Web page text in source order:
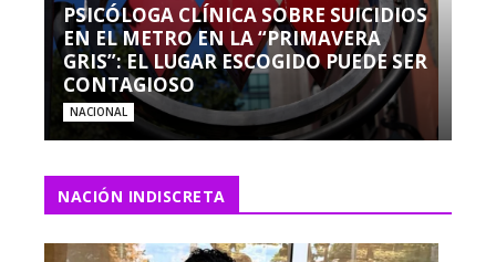
PSICÓLOGA CLÍNICA SOBRE SUICIDIOS
EN EL METRO EN LA “PRIMAVERA
GRIS”: EL LUGAR ESCOGIDO PUEDE SER
CONTAGIOSO
NACIONAL
NACIÓN INDISCRETA